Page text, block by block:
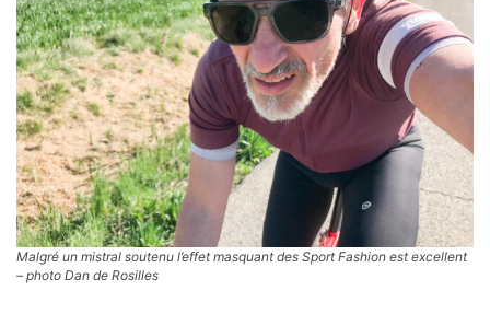
Malgré un mistral soutenu l’effet masquant des Sport Fashion est excellent
– photo Dan de Rosilles